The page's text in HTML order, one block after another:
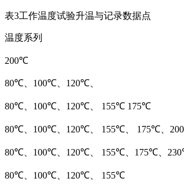
表3工作温度试验升温与记录数据点
温度系列
200℃
80℃、100℃、120℃、
80℃、100℃、120℃、 155℃ 175℃
80℃、100℃、120℃、 155℃、 175℃、
80℃、100℃、120℃、 155℃、175℃、
80℃、100℃、120℃、 155℃